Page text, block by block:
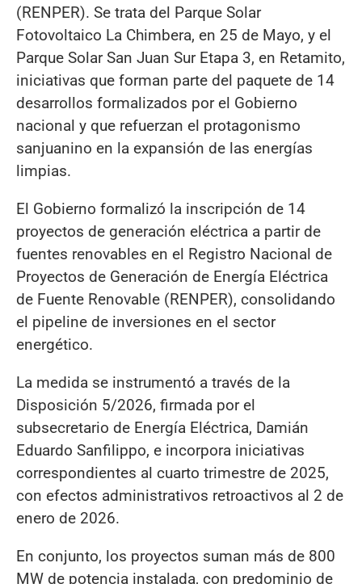
(RENPER). Se trata del Parque Solar
Fotovoltaico La Chimbera, en 25 de Mayo, y el
Parque Solar San Juan Sur Etapa 3, en Retamito,
iniciativas que forman parte del paquete de 14
desarrollos formalizados por el Gobierno
nacional y que refuerzan el protagonismo
sanjuanino en la expansión de las energías
limpias.
El Gobierno formalizó la inscripción de 14
proyectos de generación eléctrica a partir de
fuentes renovables en el Registro Nacional de
Proyectos de Generación de Energía Eléctrica
de Fuente Renovable (RENPER), consolidando
el pipeline de inversiones en el sector
energético.
La medida se instrumentó a través de la
Disposición 5/2026, firmada por el
subsecretario de Energía Eléctrica, Damián
Eduardo Sanfilippo, e incorpora iniciativas
correspondientes al cuarto trimestre de 2025,
con efectos administrativos retroactivos al 2 de
enero de 2026.
En conjunto, los proyectos suman más de 800
MW de potencia instalada, con predominio de